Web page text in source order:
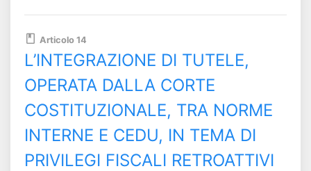
Articolo 14
L’INTEGRAZIONE DI TUTELE,
OPERATA DALLA CORTE
COSTITUZIONALE, TRA NORME
INTERNE E CEDU, IN TEMA DI
PRIVILEGI FISCALI RETROATTIVI